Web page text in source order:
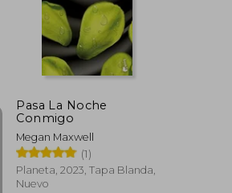
Pasa La Noche
Conmigo
Megan Maxwell
(1)
Planeta, 2023, Tapa Blanda,
Nuevo